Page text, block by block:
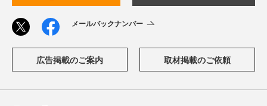
メールバックナンバー
広告掲載のご案内 取材掲載のご依頼